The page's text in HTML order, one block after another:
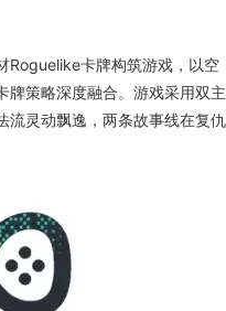
Roguelike卡牌构筑游戏，以空
牌策略深度融合。游戏采用双主
流灵动飘逸，两条故事线在复仇